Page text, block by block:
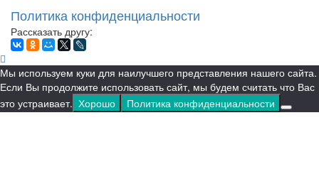
Политика конфиденциальности
Рассказать другу:
Мы используем куки для наилучшего представления нашего сайта.
Если Вы продолжите использовать сайт, мы будем считать что Вас
это устраивает. Хорошо Политика конфиденциальности